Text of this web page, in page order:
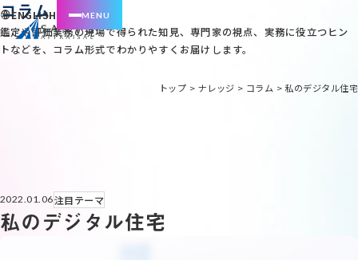
ENGLISH
コラム
鑑定や評価業務の現場で得られた知見、専門家の視点、実務に役立つヒン
トなどを、コラム形式でわかりやすくお届けします。
トップ > ナレッジ > コラム >私のデジタル住宅
2022.01.06注目テーマ
私のデジタル住宅